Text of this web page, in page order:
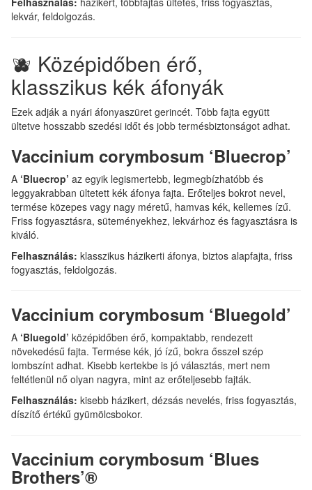
lekvár, feldolgozás.
🫐 Középidőben érő,
klasszikus kék áfonyák
Ezek adják a nyári áfonyaszüret gerincét. Több fajta együtt
ültetve hosszabb szedési időt és jobb termésbiztonságot adhat.
Vaccinium corymbosum ‘Bluecrop’
A ‘Bluecrop’ az egyik legismertebb, legmegbízhatóbb és
leggyakrabban ültetett kék áfonya fajta. Erőteljes bokrot nevel,
termése közepes vagy nagy méretű, hamvas kék, kellemes ízű.
Friss fogyasztásra, süteményekhez, lekvárhoz és fagyasztásra is
kiváló.
Felhasználás: klasszikus házikerti áfonya, biztos alapfajta, friss
fogyasztás, feldolgozás.
Vaccinium corymbosum ‘Bluegold’
A ‘Bluegold’ középidőben érő, kompaktabb, rendezett
növekedésű fajta. Termése kék, jó ízű, bokra ősszel szép
lombszínt adhat. Kisebb kertekbe is jó választás, mert nem
feltétlenül nő olyan nagyra, mint az erőteljesebb fajták.
Felhasználás: kisebb házikert, dézsás nevelés, friss fogyasztás,
díszítő értékű gyümölcsbokor.
Vaccinium corymbosum ‘Blues
Brothers’®